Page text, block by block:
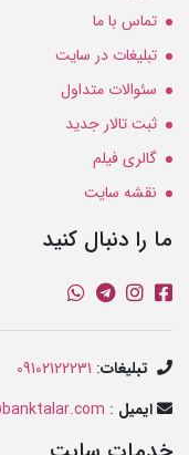
تماس با ما
تبلیغات در سایت
سئوالات متداول
ثبت تالار جدید
گالری فیلم
نقشه سایت
ما را دنبال کنید
تبلیغات:
09102122231
ایمیل :